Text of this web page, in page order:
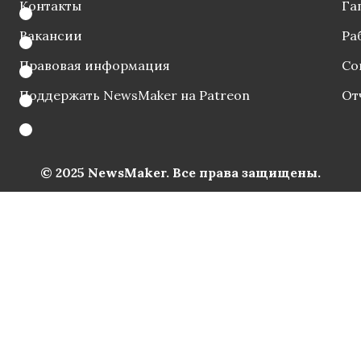
Контакты
Вакансии
Правовая информация
Поддержать NewsMaker на Patreon
© 2025 NewsMaker. Все права защищены.